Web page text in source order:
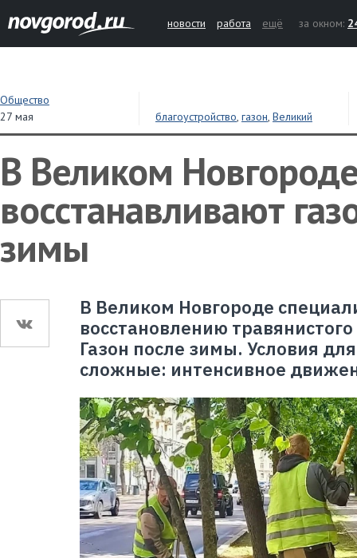
новости работа ещё за окном:
Общество
27 мая
благоустройство, газон, Великий
Новгород
В Великом
восстанавливают
зимы
В Великом Новгороде
восстановлению
Газон после зимы. Условия
сложные: интенсивное